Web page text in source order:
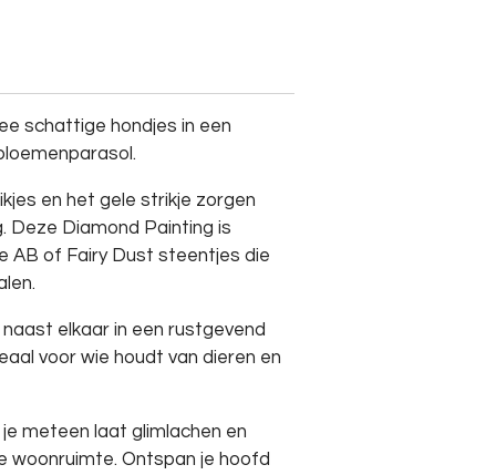
schattige hondjes in een
en het gele strikje zorgen
Deze Diamond Painting is
AB of Fairy Dust steentjes die
elkaar in een rustgevend
voor wie houdt van dieren en
meteen laat glimlachen en
woonruimte. Ontspan je hoofd